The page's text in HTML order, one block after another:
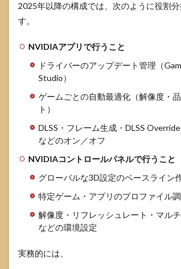
2025年以降の構成では、次のように役割
す。
NVIDIAアプリで行うこと
ドライバーのアップデート管理（
Studio）
ゲームごとの自動最適化（解像度・
ト）
DLSS・フレーム生成・DLSS
などのオン／オフ
NVIDIAコントロールパネルで行うこと
グローバルな3D設定のベースライン
特定ゲーム・アプリのプロファイル
解像度・リフレッシュレート・マル
などの環境設定
実務的には、